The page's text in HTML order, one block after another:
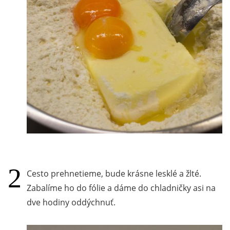
Cesto prehnetieme, bude krásne lesklé a žlté.
Zabalíme ho do fólie a dáme do chladničky asi na
dve hodiny oddýchnuť.